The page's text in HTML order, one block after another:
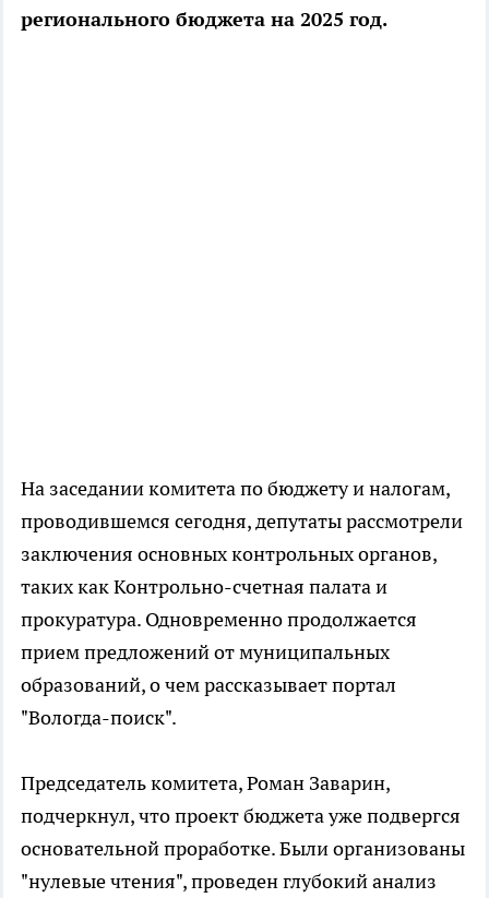
регионального бюджета на 2025 год.
На заседании комитета по бюджету и налогам,
проводившемся сегодня, депутаты рассмотрели
заключения основных контрольных органов,
таких как Контрольно-счетная палата и
прокуратура. Одновременно продолжается
прием предложений от муниципальных
образований, о чем рассказывает портал
"Вологда-поиск".
Председатель комитета, Роман Заварин,
подчеркнул, что проект бюджета уже подвергся
основательной проработке. Были организованы
"нулевые чтения", проведен глубокий анализ